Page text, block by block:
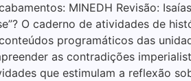
MINEDH Revisão:
O caderno de atividades de
programáticos das
as contradições
que estimulam a reflexão